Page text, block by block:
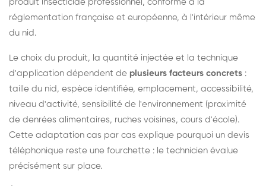
produit insecticide professionnel, conforme à la
réglementation française et européenne, à l'intérieur même
du nid.
Le choix du produit, la quantité injectée et la technique
d'application dépendent de plusieurs facteurs concrets :
taille du nid, espèce identifiée, emplacement, accessibilité,
niveau d'activité, sensibilité de l'environnement (proximité
de denrées alimentaires, ruches voisines, cours d'école).
Cette adaptation cas par cas explique pourquoi un devis
téléphonique reste une fourchette : le technicien évalue
précisément sur place.